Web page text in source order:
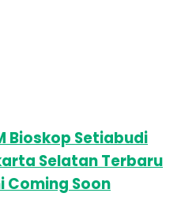
Bioskop Setiabudi
Selatan Terbaru
Coming Soon